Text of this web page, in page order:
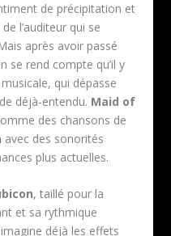
de précipitation et
l’auditeur qui se
après avoir passé
se rend compte qu’il y
qui dépasse
déjà-entendu. Maid of
des chansons de
avec des sonorités
plus actuelles.
, taillé pour la
et sa rythmique
déjà les effets